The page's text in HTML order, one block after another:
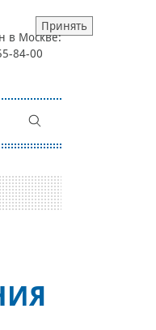
в Москве:
84-00
Принять